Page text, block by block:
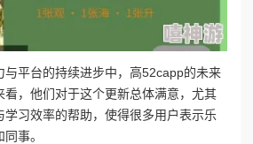
平台的持续进步中，高52capp的未来
看，他们对于这个更新总体满意，尤其
习效率的帮助，使得很多用户表示乐
事。